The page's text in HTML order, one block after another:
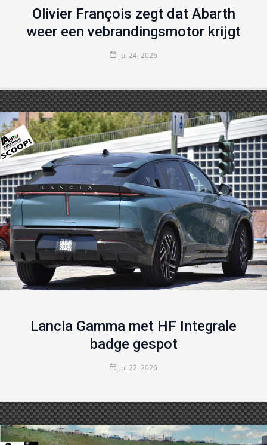
Olivier François zegt dat Abarth
weer een vebrandingsmotor krijgt
jul 24, 2026
Lancia Gamma met HF Integrale
badge gespot
jul 22, 2026